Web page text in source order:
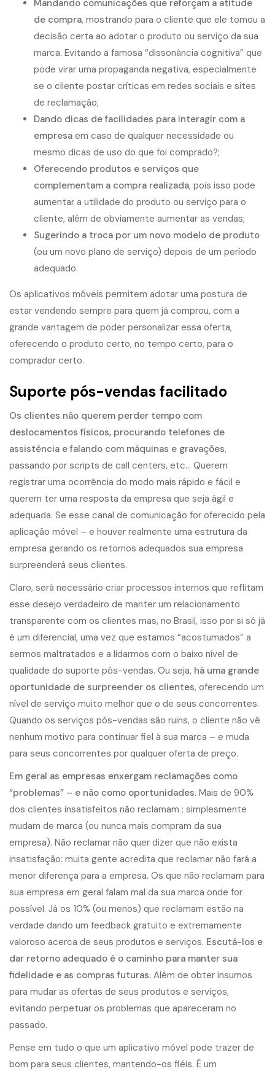
Mandando comunicações que reforçam a atitude
de compra, mostrando para o cliente que ele tomou a
decisão certa ao adotar o produto ou serviço da sua
marca. Evitando a famosa “dissonância cognitiva” que
pode virar uma propaganda negativa, especialmente
se o cliente postar críticas em redes sociais e sites
de reclamação;
Dando dicas de facilidades para interagir com a
empresa em caso de qualquer necessidade ou
mesmo dicas de uso do que foi comprado?;
Oferecendo produtos e serviços que
complementam a compra realizada, pois isso pode
aumentar a utilidade do produto ou serviço para o
cliente, além de obviamente aumentar as vendas;
Sugerindo a troca por um novo modelo de produto
(ou um novo plano de serviço) depois de um período
adequado.
Os aplicativos móveis permitem adotar uma postura de
estar vendendo sempre para quem já comprou, com a
grande vantagem de poder personalizar essa oferta,
oferecendo o produto certo, no tempo certo, para o
comprador certo.
Suporte pós-vendas facilitado
Os clientes não querem perder tempo com
deslocamentos físicos, procurando telefones de
assistência e falando com máquinas e gravações,
passando por scripts de call centers, etc… Querem
registrar uma ocorrência do modo mais rápido e fácil e
querem ter uma resposta da empresa que seja ágil e
adequada. Se esse canal de comunicação for oferecido pela
aplicação móvel – e houver realmente uma estrutura da
empresa gerando os retornos adequados sua empresa
surpreenderá seus clientes.
Claro, será necessário criar processos internos que reflitam
esse desejo verdadeiro de manter um relacionamento
transparente com os clientes mas, no Brasil, isso por si só já
é um diferencial, uma vez que estamos “acostumados” a
sermos maltratados e a lidarmos com o baixo nível de
qualidade do suporte pós-vendas. Ou seja, há uma grande
oportunidade de surpreender os clientes, oferecendo um
nível de serviço muito melhor que o de seus concorrentes.
Quando os serviços pós-vendas são ruins, o cliente não vê
nenhum motivo para continuar fiel à sua marca – e muda
para seus concorrentes por qualquer oferta de preço.
Em geral as empresas enxergam reclamações como
“problemas” – e não como oportunidades. Mais de 90%
dos clientes insatisfeitos não reclamam : simplesmente
mudam de marca (ou nunca mais compram da sua
empresa). Não reclamar não quer dizer que não exista
insatisfação: muita gente acredita que reclamar não fará a
menor diferença para a empresa. Os que não reclamam para
sua empresa em geral falam mal da sua marca onde for
possível. Já os 10% (ou menos) que reclamam estão na
verdade dando um feedback gratuito e extremamente
valoroso acerca de seus produtos e serviços. Escutá-los e
dar retorno adequado é o caminho para manter sua
fidelidade e as compras futuras. Além de obter insumos
para mudar as ofertas de seus produtos e serviços,
evitando perpetuar os problemas que apareceram no
passado.
Pense em tudo o que um aplicativo móvel pode trazer de
bom para seus clientes, mantendo-os fiéis. É um